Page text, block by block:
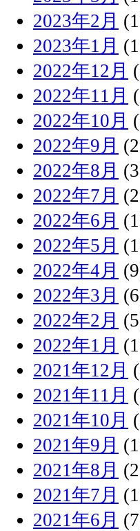
2023年2月
2023年1月
2022年12月
2022年11月
2022年10月
2022年9月
2022年8月
2022年7月
2022年6月
2022年5月
2022年4月
2022年3月
2022年2月
2022年1月
2021年12月
2021年11月
2021年10月
2021年9月
2021年8月
2021年7月
2021年6月